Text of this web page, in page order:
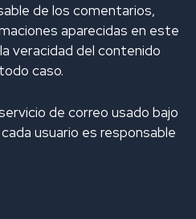
de los comentarios,
aparecidas en este
veracidad del contenido
caso.
de correo usado bajo
usuario es responsable